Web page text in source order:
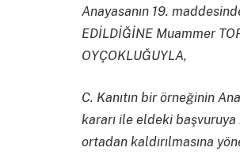
Anayasanın 19.
EDİLDİĞİNE Muammer
OYÇOKLUĞUYLA,
C. Kanıtın bir örneğinin
kararı ile eldeki
ortadan kaldırılmasına